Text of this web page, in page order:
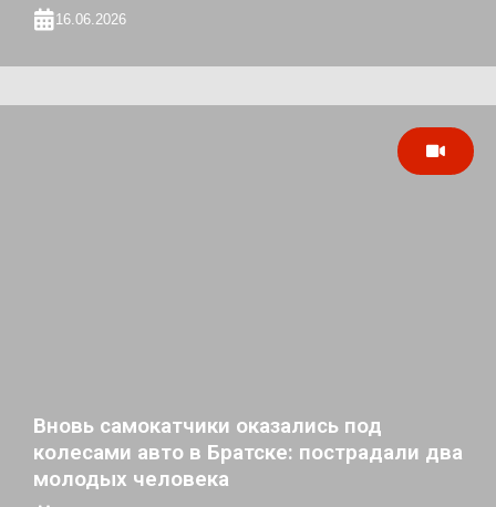
16.06.2026
Вновь самокатчики оказались под
колесами авто в Братске: пострадали два
молодых человека